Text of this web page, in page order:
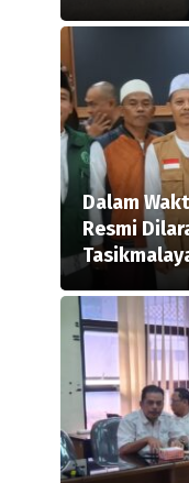
Dalam
Resmi